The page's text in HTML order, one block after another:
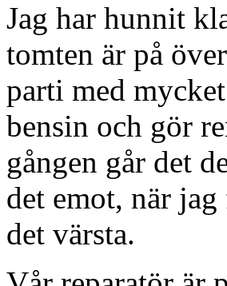
Jag har hunnit
tomten är på
parti med
bensin och gör
gången går det
det emot, när
det värsta.